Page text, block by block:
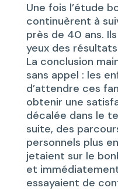
Une fois l’étude
continuèrent à
près de 40 ans.
yeux des
La conclusion
sans appel : les
d’attendre ces
obtenir une
décalée dans le
suite, des
personnels plus
jetaient sur le
et
essayaient de